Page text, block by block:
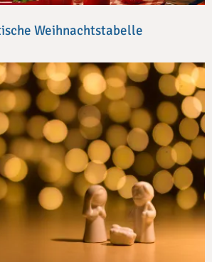
Weihnachtstabelle